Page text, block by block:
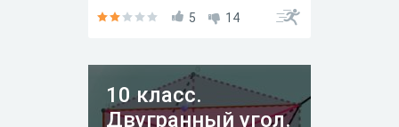
Движение в
правильных ответов):- если Вы
наборали 85-100%, то Вам
выставляется оценка
"отлично"; - если Вы наборали
65-84%, то Вам выставляется
5 14
10 класс.
Двугранный угол.